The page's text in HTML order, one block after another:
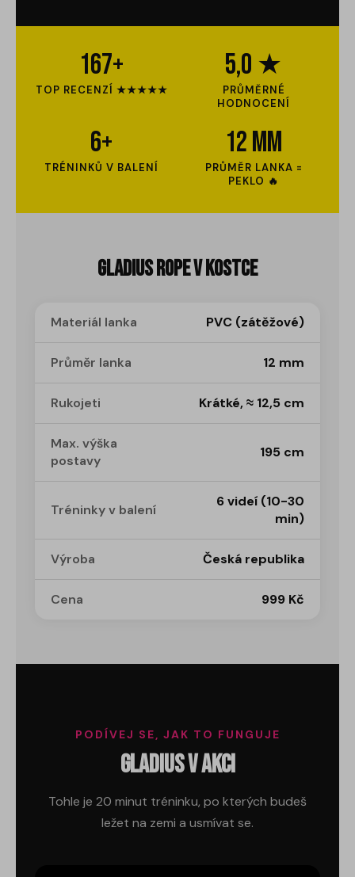
167+
TOP RECENZÍ ★★★★★
5,0 ★
PRŮMĚRNÉ
HODNOCENÍ
6+
TRÉNINKŮ V BALENÍ
12 mm
PRŮMĚR LANKA =
PEKLO 🔥
Gladius Rope v kostce
Materiál lanka PVC (zátěžové)
Průměr lanka 12 mm
Rukojeti Krátké, ≈ 12,5 cm
Max. výška
postavy
195 cm
Tréninky v balení
6 videí (10-30
min)
Výroba Česká republika
Cena 999 Kč
PODÍVEJ SE, JAK TO FUNGUJE
Gladius v akci
Tohle je 20 minut tréninku, po kterých budeš
ležet na zemi a usmívat se.